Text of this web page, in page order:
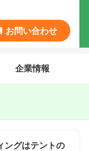
お問い合わせ
企業情報
ングはテントの